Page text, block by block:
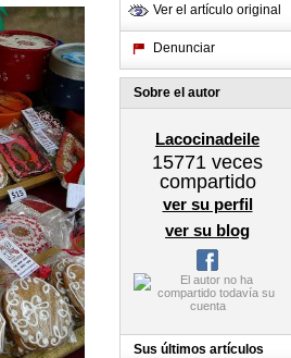
Ver el artículo original
Denunciar
Sobre el autor
Lacocinadeile
15771 veces
compartido
ver su perfil
ver su blog
Sus últimos artículos